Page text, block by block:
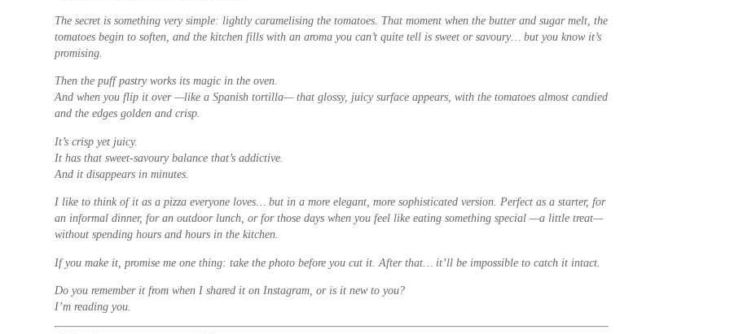
The secret is something very simple: lightly caramelising the tomatoes. That moment when the butter and sugar melt, the
tomatoes begin to soften, and the kitchen fills with an aroma you can’t quite tell is sweet or savoury… but you know it’s
promising.
Then the puff pastry works its magic in the oven.
And when you flip it over —like a Spanish tortilla— that glossy, juicy surface appears, with the tomatoes almost candied
and the edges golden and crisp.
It’s crisp yet juicy.
It has that sweet-savoury balance that’s addictive.
And it disappears in minutes.
I like to think of it as a pizza everyone loves… but in a more elegant, more sophisticated version. Perfect as a starter, for
an informal dinner, for an outdoor lunch, or for those days when you feel like eating something special —a little treat—
without spending hours and hours in the kitchen.
If you make it, promise me one thing: take the photo before you cut it. After that… it’ll be impossible to catch it intact.
Do you remember it from when I shared it on Instagram, or is it new to you?
I’m reading you.